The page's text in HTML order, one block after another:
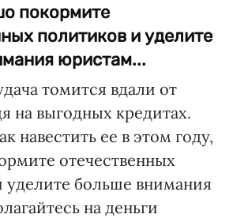
покормите
политиков и уделите
юристам...
томится вдали от
на выгодных кредитах.
навестить ее в этом году,
отечественных
уделите больше внимания
на деньги